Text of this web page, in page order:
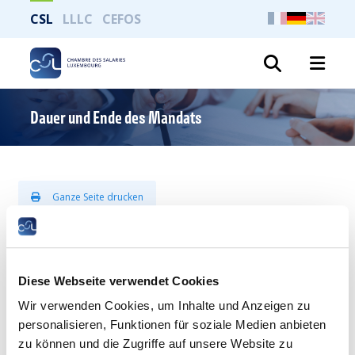
Diese Webseite verwendet Cookies
Wir verwenden Cookies, um Inhalte und Anzeigen zu
personalisieren, Funktionen für soziale Medien anbieten
zu können und die Zugriffe auf unsere Website zu
CSL LLLC CEFOS
Dauer und Ende des Mandats
Ganze Seite drucken
Personaldelegierte werden im Allgemeinen für eine Dauer von
Fällen:
wenn der Delegierte bei der Einsetzung der